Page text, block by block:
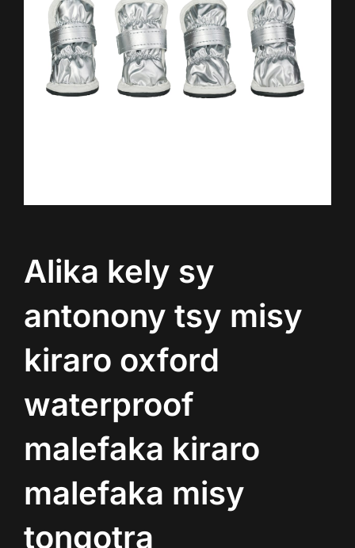
Alika kely sy
antonony tsy misy
kiraro oxford
waterproof
malefaka kiraro
malefaka misy
tongotra